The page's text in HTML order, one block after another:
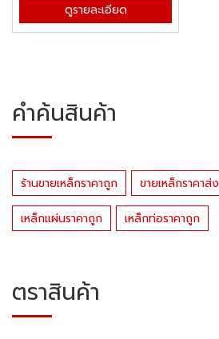
ดูรายละเอียด
คำค้นสินค้า
ร้านขายเหล็กราคาถูก ขายเหล็กราคาส่ง
เหล็กแผ่นราคาถูก เหล็กท่อราคาถูก
ตราสินค้า